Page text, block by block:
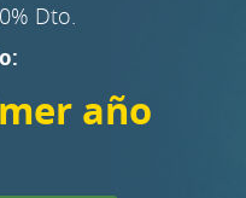
Dto.
año